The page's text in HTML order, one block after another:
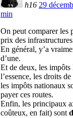
h16 29
min
On peut comparer les
prix des
En général, y’a
d’une.
Et de deux, les impôts
l’essence, les droits
les impôts nationaux
payer ces routes.
Enfin, les principaux
coûteux, en fait) sont